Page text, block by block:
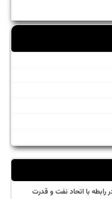
در رابطه با اتحاد نفت و قدرت